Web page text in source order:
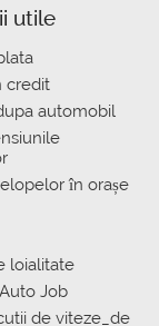
utile
credit
automobil
în orașe
loialitate
Job
de viteze_de